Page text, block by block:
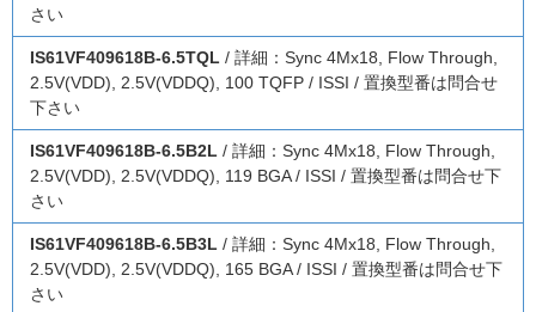
さい
IS61VF409618B-6.5TQL / 詳細：Sync 4Mx18, Flow Through,
2.5V(VDD), 2.5V(VDDQ), 100 TQFP / ISSI / 置換型番は問合せ
下さい
IS61VF409618B-6.5B2L / 詳細：Sync 4Mx18, Flow Through,
2.5V(VDD), 2.5V(VDDQ), 119 BGA / ISSI / 置換型番は問合せ下
さい
IS61VF409618B-6.5B3L / 詳細：Sync 4Mx18, Flow Through,
2.5V(VDD), 2.5V(VDDQ), 165 BGA / ISSI / 置換型番は問合せ下
さい